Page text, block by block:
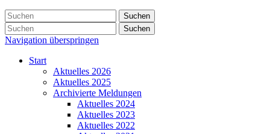
Suchen
Suchen
Navigation überspringen
Start
Aktuelles 2026
Aktuelles 2025
Archivierte Meldungen
Aktuelles 2024
Aktuelles 2023
Aktuelles 2022